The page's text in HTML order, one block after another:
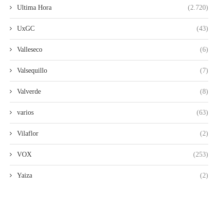
Ultima Hora (2.720)
UxGC (43)
Valleseco (6)
Valsequillo (7)
Valverde (8)
varios (63)
Vilaflor (2)
VOX (253)
Yaiza (2)